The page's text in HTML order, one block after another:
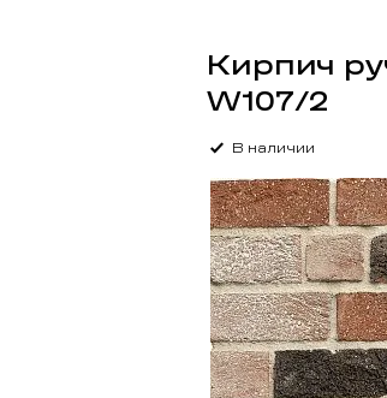
Кирпич
W107/2
В наличии